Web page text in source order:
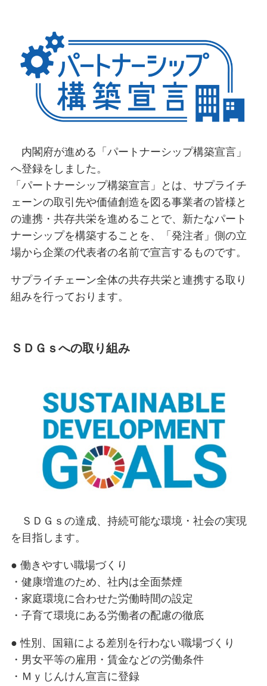
内閣府が進める「パートナーシップ構築宣言」
へ登録をしました。
「パートナーシップ構築宣言」とは、サプライチ
ェーンの取引先や価値創造を図る事業者の皆様と
の連携・共存共栄を進めることで、新たなパート
ナーシップを構築することを、「発注者」側の立
場から企業の代表者の名前で宣言するものです。
サプライチェーン全体の共存共栄と連携する取り
組みを行っております。
ＳＤＧｓへの取り組み
ＳＤＧｓの達成、持続可能な環境・社会の実現
を目指します。
● 働きやすい職場づくり
・健康増進のため、社内は全面禁煙
・家庭環境に合わせた労働時間の設定
・子育て環境にある労働者の配慮の徹底
● 性別、国籍による差別を行わない職場づくり
・男女平等の雇用・賃金などの労働条件
・Ｍｙじんけん宣言に登録